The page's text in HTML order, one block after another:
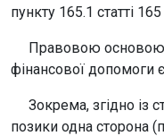
пункту 165.1 статті
Правовою основою
фінансової допомоги
Зокрема, згідно із
позики одна сторона